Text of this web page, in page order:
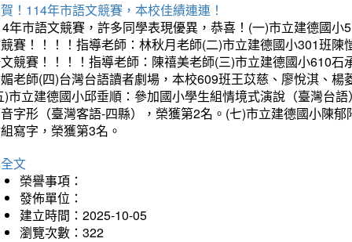
！114年市語文競賽，本校佳績連連！
年市語文競賽，許多同學表現優異，恭喜！(一)市立建德國
賽！！！！指導老師：林秋月老師(二)市立建德國小301班
競賽！！！！指導老師：陳禧美老師(三)市立建德國小610
老師(四)台灣台語讀者劇場，本校609班王苡慈、廖悅淇、
)市立建德國小邱垂順：參加國小學生組情境式演說（臺灣台
字形（臺灣客語-四縣），榮獲第2名。(七)市立建德國小陳
寫字，榮獲第3名。
文
榮譽事項：
發佈單位：
建立時間：2025-10-05
瀏覽次數：322